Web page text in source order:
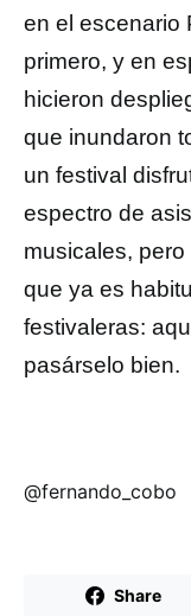
en el escenario
primero, y en
hicieron
que inundaron
un festival
espectro de
musicales,
que ya es
festivaleras:
pasárselo bien.
@fernando_cobo
Share